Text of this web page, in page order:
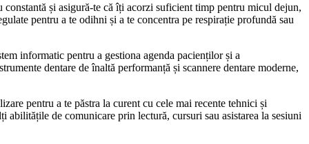
și asigură-te că îți acorzi suficient timp pentru micul dejun,
pentru a te odihni și a te concentra pe respirație profundă sau
informatic pentru a gestiona agenda pacienților și a
dentare de înaltă performanță și scannere dentare moderne,
pentru a te păstra la curent cu cele mai recente tehnici și
de comunicare prin lectură, cursuri sau asistarea la sesiuni